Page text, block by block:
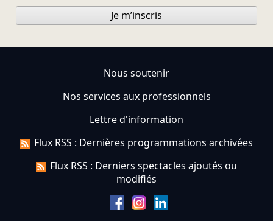
Je m’inscris
Nous soutenir
Nos services aux professionnels
Lettre d'information
Flux RSS : Dernières programmations archivées
Flux RSS : Derniers spectacles ajoutés ou
modifiés